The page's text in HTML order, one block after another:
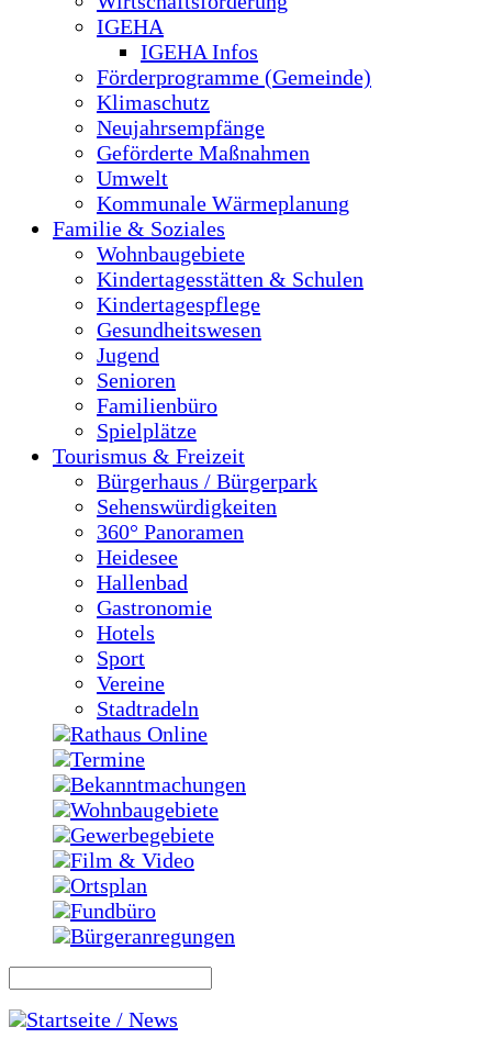
IGEHA
IGEHA Infos
Förderprogramme (Gemeinde)
Klimaschutz
Neujahrsempfänge
Geförderte Maßnahmen
Umwelt
Kommunale Wärmeplanung
Familie & Soziales
Wohnbaugebiete
Kindertagesstätten & Schulen
Kindertagespflege
Gesundheitswesen
Jugend
Senioren
Familienbüro
Spielplätze
Tourismus & Freizeit
Bürgerhaus / Bürgerpark
Sehenswürdigkeiten
360° Panoramen
Heidesee
Hallenbad
Gastronomie
Hotels
Sport
Vereine
Stadtradeln
Rathaus Online
Termine
Bekanntmachungen
Wohnbaugebiete
Gewerbegebiete
Film & Video
Ortsplan
Fundbüro
Bürgeranregungen
Startseite / News